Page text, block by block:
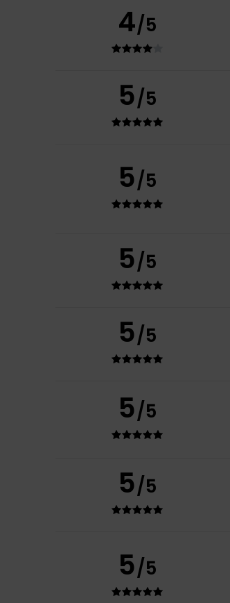
4/5
5/5
5/5
5/5
5/5
5/5
5/5
5/5